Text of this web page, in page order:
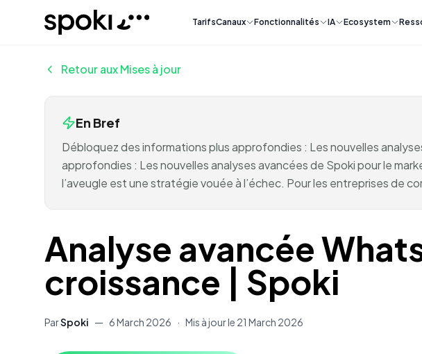
Spoki TarifsCanaux Fonctionnalités IA Ecosystem
Retour aux Mises à jour
En Bref
Débloquez des informations plus approfondies : Les nouvelles
approfondies : Les nouvelles analyses avancées de Spoki pour le
l’aveugle est une stratégie vouée à l’échec. Pour les entreprises de
Analyse avancée
croissance | Spoki
ParSpoki — 6 March 2026 · Mis à jour le 21 March 2026